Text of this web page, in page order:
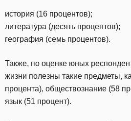
история (16 процентов);
литература (десять процентов);
география (семь процентов).
Также, по оценке юных
жизни полезны такие предметы,
процента), обществознание (58
язык (51 процент).